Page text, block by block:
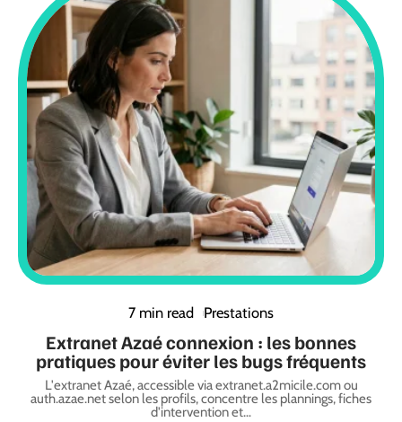
7 min read Prestations
Extranet Azaé connexion : les bonnes
pratiques pour éviter les bugs fréquents
L'extranet Azaé, accessible via extranet.a2micile.com ou
auth.azae.net selon les profils, concentre les plannings, fiches
d'intervention et…